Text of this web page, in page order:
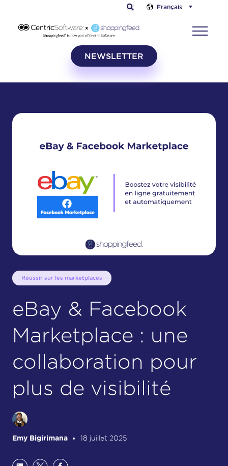
Français
NEWSLETTER
Réussir sur les marketplaces
eBay & Facebook
Marketplace : une
collaboration pour
plus de visibilité
Emy Bigirimana 18 juillet 2025